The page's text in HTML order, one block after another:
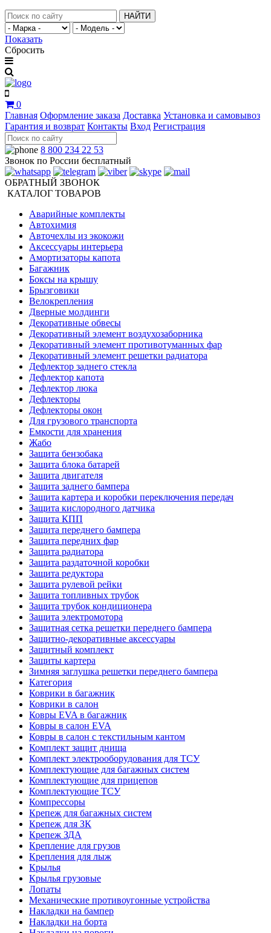
НАЙТИ
Показать
Сбросить
0
Главная Оформление заказа Доставка Установка и самовывоз
Гарантия и возврат Контакты Вход Регистрация
8 800 234 22 53
Звонок по России бесплатный
ОБРАТНЫЙ ЗВОНОК
КАТАЛОГ ТОВАРОВ
Аварийные комплекты
Автохимия
Авточехлы из экокожи
Аксессуары интерьера
Амортизаторы капота
Багажник
Боксы на крышу
Брызговики
Велокрепления
Дверные молдинги
Декоративные обвесы
Декоративный элемент воздухозаборника
Декоративный элемент противотуманных фар
Декоративный элемент решетки радиатора
Дефлектор заднего стекла
Дефлектор капота
Дефлектор люка
Дефлекторы
Дефлекторы окон
Для грузового транспорта
Емкости для хранения
Жабо
Защита бензобака
Защита блока батарей
Защита двигателя
Защита заднего бампера
Защита картера и коробки переключения передач
Защита кислородного датчика
Защита КПП
Защита переднего бампера
Защита передних фар
Защита радиатора
Защита раздаточной коробки
Защита редуктора
Защита рулевой рейки
Защита топливных трубок
Защита трубок кондиционера
Защита электромотора
Защитная сетка решетки переднего бампера
Защитно-декоративные аксессуары
Защитный комплект
Защиты картера
Зимняя заглушка решетки переднего бампера
Категория
Коврики в багажник
Коврики в салон
Ковры EVA в багажник
Ковры в салон EVA
Ковры в салон с текстильным кантом
Комплект защит днища
Комплект электрооборудования для ТСУ
Комплектующие для багажных систем
Комплектующие для прицепов
Комплектующие ТСУ
Компрессоры
Крепеж для багажных систем
Крепеж для ЗК
Крепеж ЗДА
Крепление для грузов
Крепления для лыж
Крылья
Крылья грузовые
Лопаты
Механические противоугонные устройства
Накладки на бампер
Накладки на борта